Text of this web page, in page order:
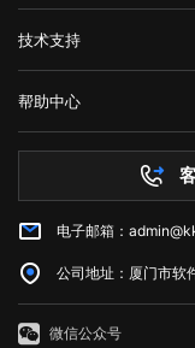
购买流程
服务条款
公司介绍
举报中心
隐私声明
技术支持
网站备案
技术文档
帮助中心
服务器问题
市场资讯电子邮箱：
公司地址：厦门市软
微信公众号